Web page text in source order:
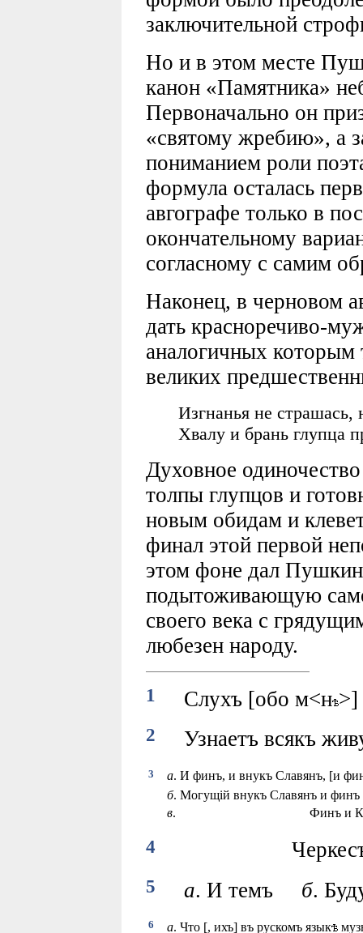
заключительной
Но и в этом месте
канон «Памятника»
Первоначально он
«святому жребию», а
пониманием роли
формула осталась
авгографе только в
окончательному
согласному с самим
Наконец, в черновом
дать красноречиво-
аналогичных которым
великих
Изгнанья не страшась,
Хвалу и брань глупца
Духовное
толпы глупцов и
новым обидам и
финал этой первой
этом фоне дал
подытоживающую
своего века с
любезен народу.
1 Слухъ [обо м<н >]
2 Узнаетъ всякъ
3 а. И финъ, и внукъ Славянъ, [и
б. Могущiй внукъ Славянъ и
в. Финъ и
4 Черкесъ [и]
5 а. И темъ б.
6 а. Что [, ихъ] въ рускомъ язык